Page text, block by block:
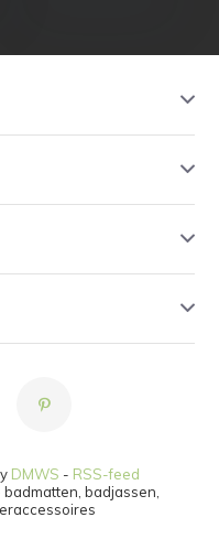
DMWS - RSS-feed
badjassen,